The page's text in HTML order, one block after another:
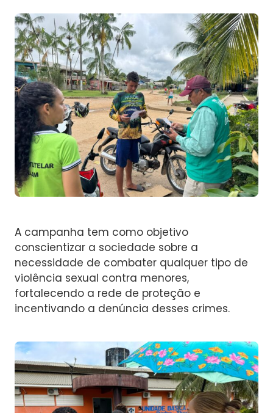
A campanha tem como objetivo
conscientizar a sociedade sobre a
necessidade de combater qualquer tipo de
violência sexual contra menores,
fortalecendo a rede de proteção e
incentivando a denúncia desses crimes.